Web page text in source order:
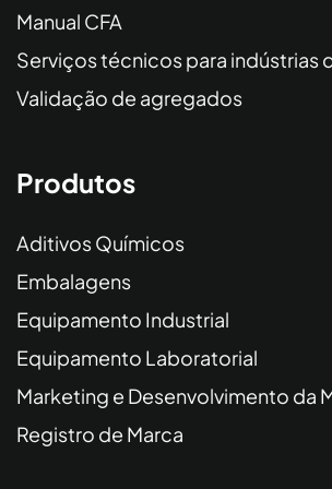
Manual CFA
Serviços técnicos para indústrias
Validação de agregados
Produtos
Aditivos Químicos
Embalagens
Equipamento Industrial
Equipamento Laboratorial
Marketing e Desenvolvimento da
Registro de Marca